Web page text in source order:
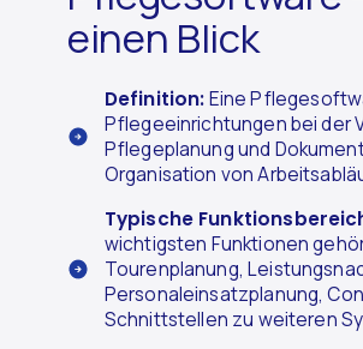
einen Blick
Definition:Eine
Pflegeeinrichtungen bei der
Pflegeplanung und
Organisation von
Typische
wichtigsten Funktionen
Tourenplanung,
Personaleinsatzplanung,
Schnittstellen zu weiteren